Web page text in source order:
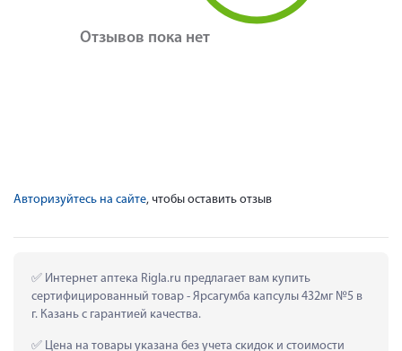
Отзывов пока нет
Авторизуйтесь на сайте, чтобы оставить отзыв
Интернет аптека Rigla.ru предлагает вам купить
сертифицированный товар - Ярсагумба капсулы 432мг №5 в
г. Казань с гарантией качества.
Цена на товары указана без учета скидок и стоимости